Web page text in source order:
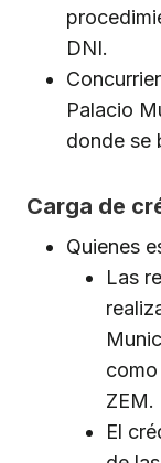
DNI.
Palacio
donde se
Carga de
Quienes
Las
ZEM.
El